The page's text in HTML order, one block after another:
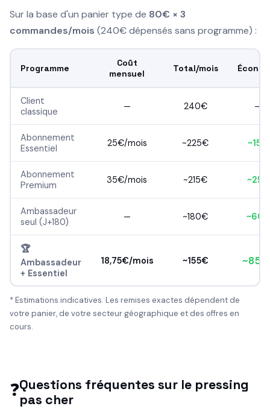
Sur la base d'un panier type de 80€ × 3
commandes/mois (240€ dépensés sans programme) :
Programme
Coût
mensuel
Total/mois
Client
classique
— 240€ —
Abonnement
Essentiel
25€/mois ~225€ ~15€
Abonnement
Premium
35€/mois ~215€ ~25€
Ambassadeur
seul (J+180)
— ~180€ ~60€
🏆
Ambassadeur
+ Essentiel
18,75€/mois ~155€ ~85€
* Estimations indicatives. Les remises exactes dépendent de
votre panier, de votre secteur géographique et des offres en
cours.
❓Questions fréquentes sur le pressing
pas cher